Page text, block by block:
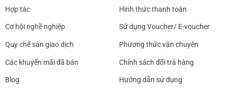
Hợp tác
Cơ hội nghề nghiệp
Quy chế sàn giao dịch
Các khuyến mãi đã bán
Blog
Hình thức thanh toán
Sử dụng Voucher/ E-voucher
Phương thức vận chuyên
Chính sách đổi trả hàng
Hướng dẫn sử dụng